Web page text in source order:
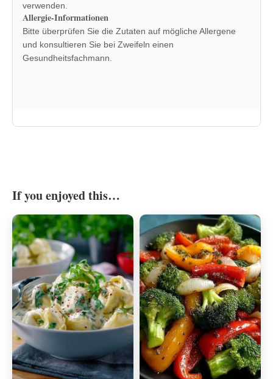
verwenden.
Allergie-Informationen
Bitte überprüfen Sie die Zutaten auf mögliche Allergene
und konsultieren Sie bei Zweifeln einen
Gesundheitsfachmann.
If you enjoyed this…